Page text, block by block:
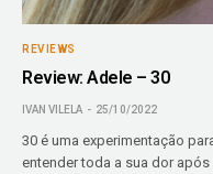
REVIEWS
Review: Adele – 30
IVAN VILELA 25/10/2022
30 é uma experimentação
entender toda a sua dor